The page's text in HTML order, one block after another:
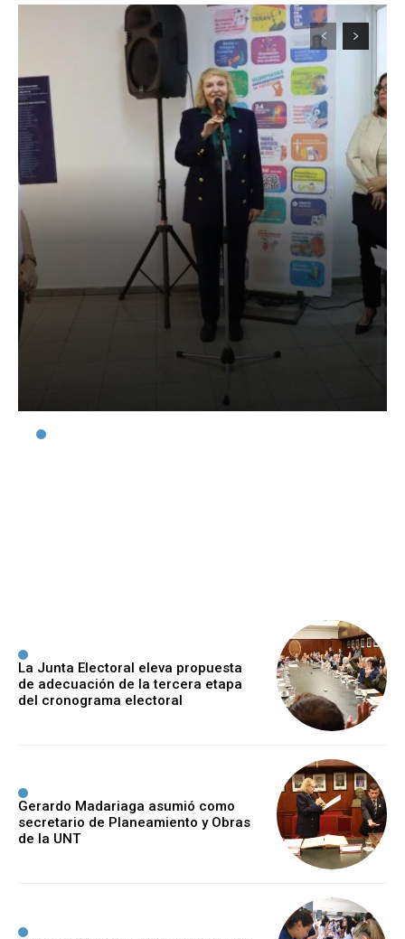
La Junta Electoral eleva propuesta
de adecuación de la tercera etapa
del cronograma electoral
Gerardo Madariaga asumió como
secretario de Planeamiento y Obras
de la UNT